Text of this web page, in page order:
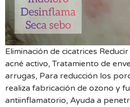
Eliminación de cicatrices
acné activo, Tratamiento de
arrugas, Para reducción los
realiza fabricación de ozono y
antiinflamatorio, Ayuda a